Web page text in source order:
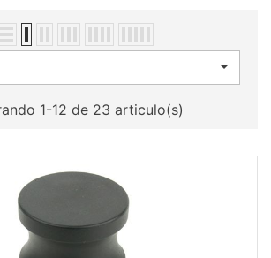

1-12 de 23 articulo(s)